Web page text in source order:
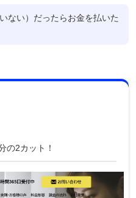
ない）だったらお金を払いた
の2カット！